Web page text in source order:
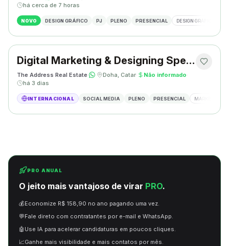
há cerca de 7 horas
NOVO DESIGN GRÁFICO PJ PLENO PRESENCIAL DESIGN GRÁFICO
Digital Marketing & Designing Specialist
The Address Real Estate· · Doha, Catar· Não informado·
há 3 dias
INTERNACIONAL SOCIAL MEDIA PLENO PRESENCIAL MARKETING
PRO ANUAL
O jeito mais vantajoso de virar PRO.
💰Economize R$ 158,90 no ano pagando uma vez.
💬Fale direto com contratantes por e-mail e WhatsApp.
🤖 Use IA para acelerar candidaturas em poucos cliques.
📈Ganhe mais visibilidade e mais contatos por mês.